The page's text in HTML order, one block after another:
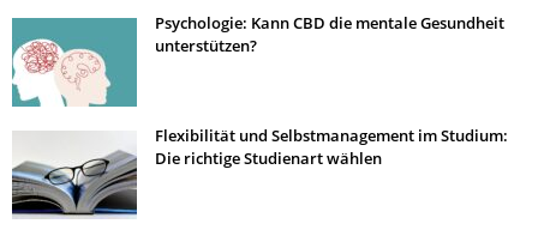
Psychologie: Kann CBD die mentale Gesundheit
unterstützen?
Flexibilität und Selbstmanagement im Studium:
Die richtige Studienart wählen